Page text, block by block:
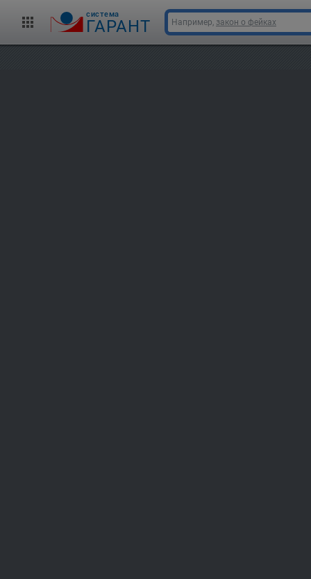
cистема
ГАРАНТ Например, закон о фейках